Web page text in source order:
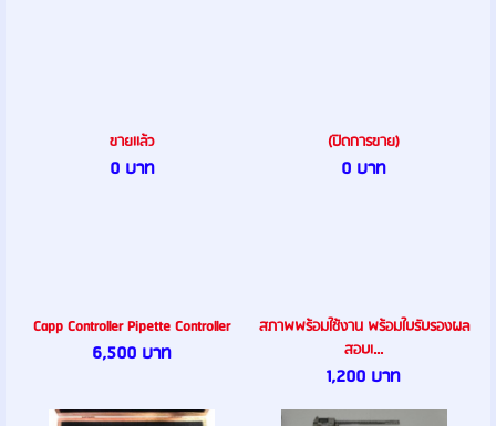
ขายเเล้ว
0 บาท
(ปิดการขาย)
0 บาท
Capp Controller Pipette Controller
6,500 บาท
สภาพพร้อมใช้งาน พร้อมใบรับรองผล
สอบเ...
1,200 บาท